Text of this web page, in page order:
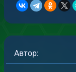
Автор: